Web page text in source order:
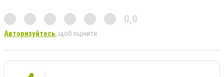
0,0
Авторизуйтесь, щоб оцінити